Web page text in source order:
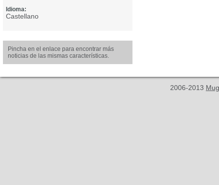
Idioma:
Castellano
Pincha en el enlace para encontrar más
noticias de las mismas características.
2006-2013